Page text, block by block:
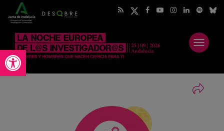
Abrir barra de herramientas
Abrir
menú